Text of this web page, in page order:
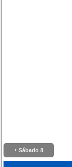
‹ Sábado 8